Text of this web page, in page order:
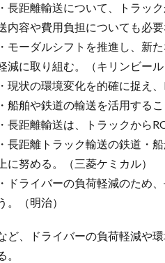
・長距離輸送について、トラッ
内容や費用負担についても必
・モーダルシフトを推進し、新
減に取り組む。（キリンビール
・現状の環境変化を的確に捉え
・船舶や鉄道の輸送を活用する
・長距離輸送は、トラックから
・長距離トラック輸送の鉄道・
上に努める。（三菱ケミカル）
・ドライバーの負荷軽減のため
。（明治）
ど、ドライバーの負荷軽減や
。